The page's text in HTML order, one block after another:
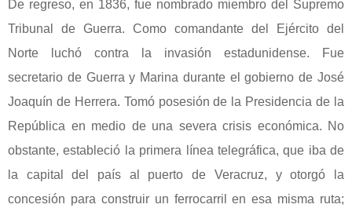
De regreso, en 1836, fue nombrado miembro del Supremo
Tribunal de Guerra. Como comandante del Ejército del
Norte luchó contra la invasión estadunidense. Fue
secretario de Guerra y Marina durante el gobierno de José
Joaquín de Herrera. Tomó posesión de la Presidencia de la
República en medio de una severa crisis económica. No
obstante, estableció la primera línea telegráfica, que iba de
la capital del país al puerto de Veracruz, y otorgó la
concesión para construir un ferrocarril en esa misma ruta;